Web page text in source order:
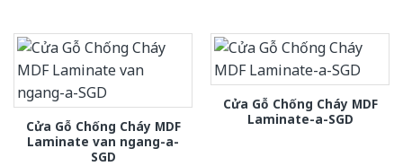
Cửa Gỗ Chống Cháy MDF
Laminate van ngang-a-
SGD
Cửa Gỗ Chống Cháy MDF
Laminate-a-SGD